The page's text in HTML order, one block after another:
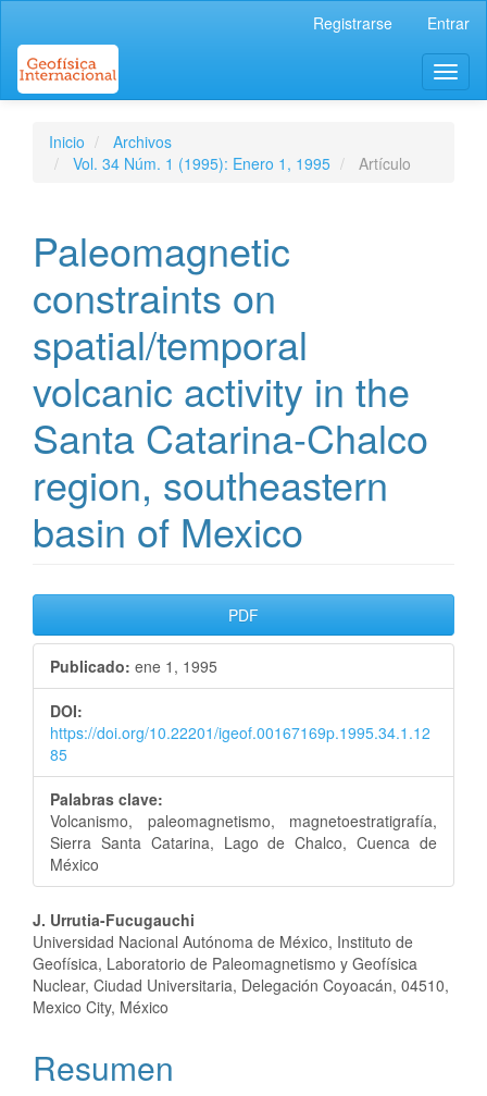
Contenido
principal
Barra
Registrarse Entrar
Inicio
Archivos
Vol. 34 Núm. 1 (1995): Enero 1, 1995
Artículo
Paleomagnetic
constraints on
spatial/temporal
volcanic activity in the
Santa Catarina-Chalco
region, southeastern
basin of Mexico
Barra
lateral
del
artículo
PDF
Publicado: ene 1, 1995
DOI:
https://doi.org/10.22201/igeof.00167169p.1995.34.1.12
85
Palabras clave:
Volcanismo, paleomagnetismo, magnetoestratigrafía,
Sierra Santa Catarina, Lago de Chalco, Cuenca de
México
Contenido
principal
del
artículo
J. Urrutia-Fucugauchi
Universidad Nacional Autónoma de México, Instituto de
Geofísica, Laboratorio de Paleomagnetismo y Geofísica
Nuclear, Ciudad Universitaria, Delegación Coyoacán, 04510,
Mexico City, México
Resumen